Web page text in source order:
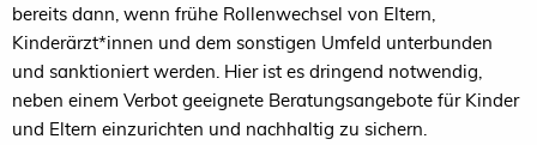
bereits dann, wenn frühe Rollenwechsel von Eltern,
Kinderärzt*innen und dem sonstigen Umfeld unterbunden
und sanktioniert werden. Hier ist es dringend notwendig,
neben einem Verbot geeignete Beratungsangebote für Kinder
und Eltern einzurichten und nachhaltig zu sichern.